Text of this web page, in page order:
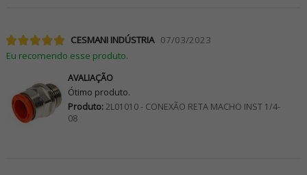
CESMANI INDÚSTRIA 07/03/2023
Eu recomendo esse produto.
AVALIAÇÃO
Ótimo produto.
Produto:2L01010 - CONEXÃO RETA MACHO INST 1/4-
08